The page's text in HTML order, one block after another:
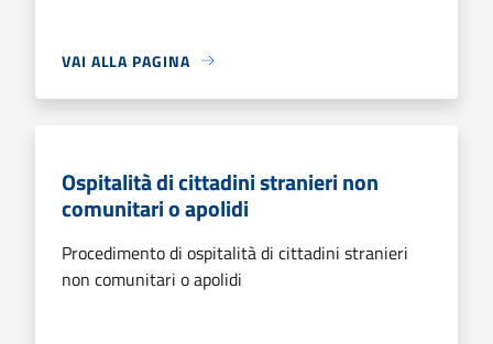
VAI ALLA PAGINA
Ospitalità di cittadini stranieri non
comunitari o apolidi
Procedimento di ospitalità di cittadini stranieri
non comunitari o apolidi